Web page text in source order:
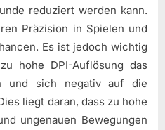
reduziert werden kann.
Präzision in Spielen und
Es ist jedoch wichtig
hohe DPI-Auflösung das
und sich negativ auf die
liegt daran, dass zu hohe
ungenauen Bewegungen